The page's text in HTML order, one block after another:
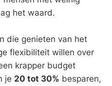
het waard.
die genieten van het
flexibiliteit willen over
krapper budget
je 20 tot 30% besparen,